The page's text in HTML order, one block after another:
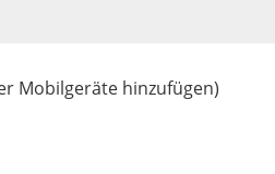
Mobilgeräte hinzufügen)